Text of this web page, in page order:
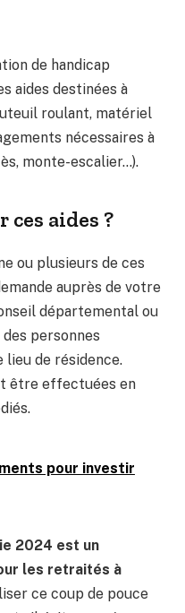
de handicap
aides destinées à
roulant, matériel
nécessaires à
monte-escalier…).
aides ?
ou plusieurs de ces
auprès de votre
départemental ou
personnes
lieu de résidence.
être effectuées en
pour investir
2024 est un
les retraités à
ce coup de pouce